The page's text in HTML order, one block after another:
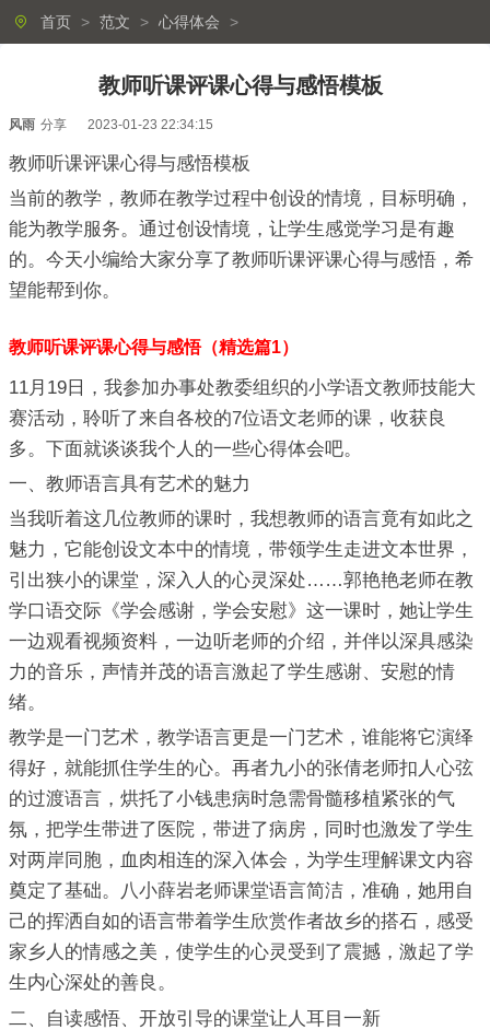
首页 > 范文 > 心得体会 >
教师听课评课心得与感悟模板
风雨 分享 2023-01-23 22:34:15
教师听课评课心得与感悟模板
当前的教学，教师在教学过程中创设的情境，目标明确，
能为教学服务。通过创设情境，让学生感觉学习是有趣
的。今天小编给大家分享了教师听课评课心得与感悟，希
望能帮到你。
教师听课评课心得与感悟（精选篇1）
11月19日，我参加办事处教委组织的小学语文教师技能大
赛活动，聆听了来自各校的7位语文老师的课，收获良
多。下面就谈谈我个人的一些心得体会吧。
一、教师语言具有艺术的魅力
当我听着这几位教师的课时，我想教师的语言竟有如此之
魅力，它能创设文本中的情境，带领学生走进文本世界，
引出狭小的课堂，深入人的心灵深处……郭艳艳老师在教
学口语交际《学会感谢，学会安慰》这一课时，她让学生
一边观看视频资料，一边听老师的介绍，并伴以深具感染
力的音乐，声情并茂的语言激起了学生感谢、安慰的情
绪。
教学是一门艺术，教学语言更是一门艺术，谁能将它演绎
得好，就能抓住学生的心。再者九小的张倩老师扣人心弦
的过渡语言，烘托了小钱患病时急需骨髓移植紧张的气
氛，把学生带进了医院，带进了病房，同时也激发了学生
对两岸同胞，血肉相连的深入体会，为学生理解课文内容
奠定了基础。八小薛岩老师课堂语言简洁，准确，她用自
己的挥洒自如的语言带着学生欣赏作者故乡的搭石，感受
家乡人的情感之美，使学生的心灵受到了震撼，激起了学
生内心深处的善良。
二、自读感悟、开放引导的课堂让人耳目一新